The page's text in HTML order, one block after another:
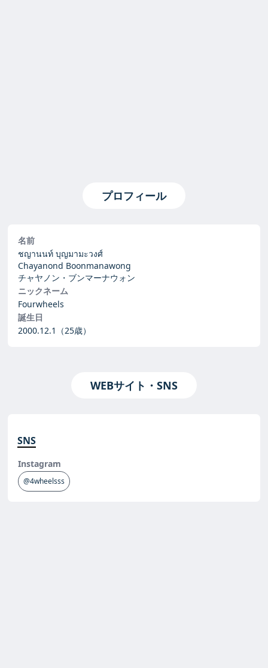
プロフィール
名前
ชญานนท์ บุญมามะวงศ์
Chayanond Boonmanawong
チャヤノン・ブンマーナウォン
ニックネーム
Fourwheels
誕生日
2000.12.1
（25歳）
WEBサイト・SNS
SNS
Instagram
@4wheelsss